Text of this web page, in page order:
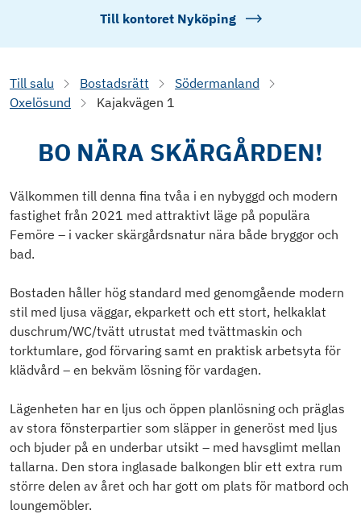
Till kontoret Nyköping
Till salu Bostadsrätt
Södermanland
Oxelösund
Kajakvägen 1
BO NÄRA SKÄRGÅRDEN!
Välkommen till denna fina tvåa i en nybyggd och modern
fastighet från 2021 med attraktivt läge på populära
Femöre – i vacker skärgårdsnatur nära både bryggor och
bad.
Bostaden håller hög standard med genomgående modern
stil med ljusa väggar, ekparkett och ett stort, helkaklat
duschrum/WC/tvätt utrustat med tvättmaskin och
torktumlare, god förvaring samt en praktisk arbetsyta för
klädvård – en bekväm lösning för vardagen.
Lägenheten har en ljus och öppen planlösning och präglas
av stora fönsterpartier som släpper in generöst med ljus
och bjuder på en underbar utsikt – med havsglimt mellan
tallarna. Den stora inglasade balkongen blir ett extra rum
större delen av året och har gott om plats för matbord och
loungemöbler.